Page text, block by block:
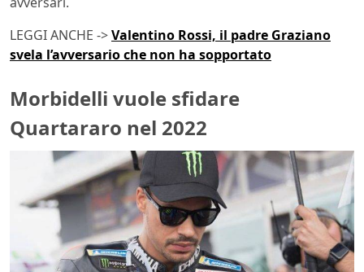
LEGGI ANCHE ->Valentino Rossi, il padre Graziano
svela l’avversario che non ha sopportato
Morbidelli vuole sfidare
Quartararo nel 2022